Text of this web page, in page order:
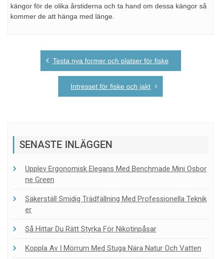
kängor för de olika årstiderna och ta hand om dessa kängor så
kommer de att hänga med länge.
navigation
Testa nya former och platser för fiske
Intresset för fiske och jakt
SENASTE INLÄGGEN
Upplev Ergonomisk Elegans Med Benchmade Mini Osbor
Ne Green
Säkerställ Smidig Trädfällning Med Professionella Teknik
Er
Så Hittar Du Rätt Styrka För Nikotinpåsar
Koppla Av I Mörrum Med Stuga Nära Natur Och Vatten